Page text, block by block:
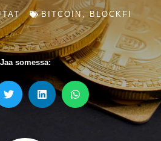
BITCOIN ,BLOCKFI
Jaa somessa: